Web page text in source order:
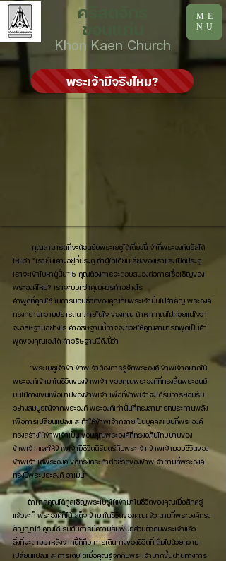
ME
NU
คริสตจักร
ขอนแก่น
Khon Kaen Church
พระเจ้ามีจริงไหม?
คุณสามารถที่จะต้อนรับพระเยซูได้เดี๋ยวนี้ จำที่พระองค์ตรัสได้
ไหมว่า “เรายืนเคาะอยู่ที่ประตู ถ้าผู้ใดได้ยินเสียงของเราและเปิดประตู
เราจะเข้าไปหาผู้นั้น”15 คุณต้องการจะตอบสนองต่อการเชื้อเชิญของ
พระองค์ไหม? เราจะบอกว่าคุณควรทำอย่างไร
คำพูดที่คุณใช้ ในการมอบชีวิตของคุณกับพระเจ้านั้นไม่สำคัญ พระองค์
ทรงทราบความปรารถนาภายในใจ ของคุณ ถ้าหากคุณไม่ค่อยแน่ใจว่า
จะอธิษฐานอย่างไร คำอธิษฐานนี้อาจจะช่วยให้คุณสามารถพูดเป็นคำ
พูดของคุณเองได้ คำอธิษฐานมีดังนี้ว่า
“พระเยซูเจ้าข้า ข้าพเจ้าต้องการรู้จักพระองค์ ข้าพเจ้าอยากให้
พระองค์เข้ามาในชีวิตของข้าพเจ้า ขอบคุณพระองค์ที่ทรงสิ้นพระชนม์
บนไม้กางเขนเพื่อบาปของข้าพเจ้า เพื่อที่ข้าพเจ้าจะได้รับการยอมรับ
อย่างสมบูรณ์จากพระองค์ พระองค์เท่านั้นที่ทรงสามารถประทานพลัง
เพื่อการเปลี่ยนแปลงและทำให้ข้าพเจ้ากลายเป็นบุคคลแบบที่พระองค์
ทรงสร้างให้ข้าพเจ้าเป็น ขอบคุณพระองค์ที่ทรงอภัยโทษบาปของ
ข้าพเจ้า และให้ข้าพเจ้ามีชีวิตนิรันดร์กับพระเจ้า ข้าพเจ้ามอบชีวิตของ
ข้าพเจ้าแด่พระองค์ ขอทรงกระทำต่อชีวิตของข้าพเจ้าตามที่พระองค์
ทรงมีพระประสงค์ อาเมน”
ถ้าหากคุณได้ทูลเชิญพระเยซูให้เข้ามาในชีวิตของคุณเมื่อสักครู่
แล้วละก็ พระองค์ก็ได้เสด็จเข้ามาในชีวิตของคุณแล้ว ตามที่พระองค์ทรง
สัญญาไว้ คุณได้เริ่มต้นการมีความสัมพันธ์ส่วนตัวกับพระเจ้าแล้ว
สิ่งที่จะตามมาหลังจากนี้ก็คือ การเดินทางของชีวิตที่เต็มไปด้วยความ
เปลี่ยนแปลงและการเติบโตเมื่อคุณรู้จักกับพระเจ้ามากขึ้นผ่านทางการ